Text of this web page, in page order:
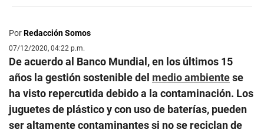
PorRedacción Somos
07/12/2020, 04:22 p.m.
De acuerdo al Banco Mundial, en los últimos 15
años la gestión sostenible del medio ambientese
ha visto repercutida debido a la contaminación. Los
juguetes de plástico y con uso de baterías, pueden
ser altamente contaminantes si no se reciclan de